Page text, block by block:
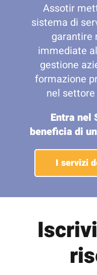
Assotir
sistema di
garantire
immediate
gestione
formazione
nel
Entra nel
beneficia di
I servizi